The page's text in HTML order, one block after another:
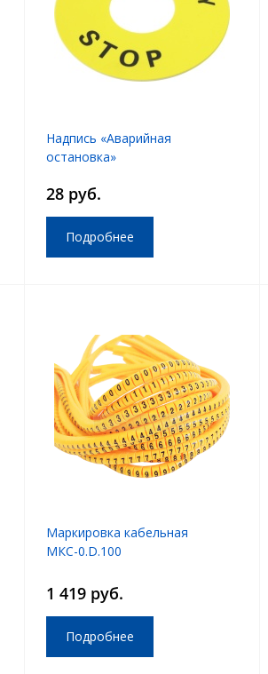
Надпись «Аварийная
остановка»
28 руб.
Подробнее
Маркировка кабельная
МКС-0.D.100
1 419 руб.
Подробнее